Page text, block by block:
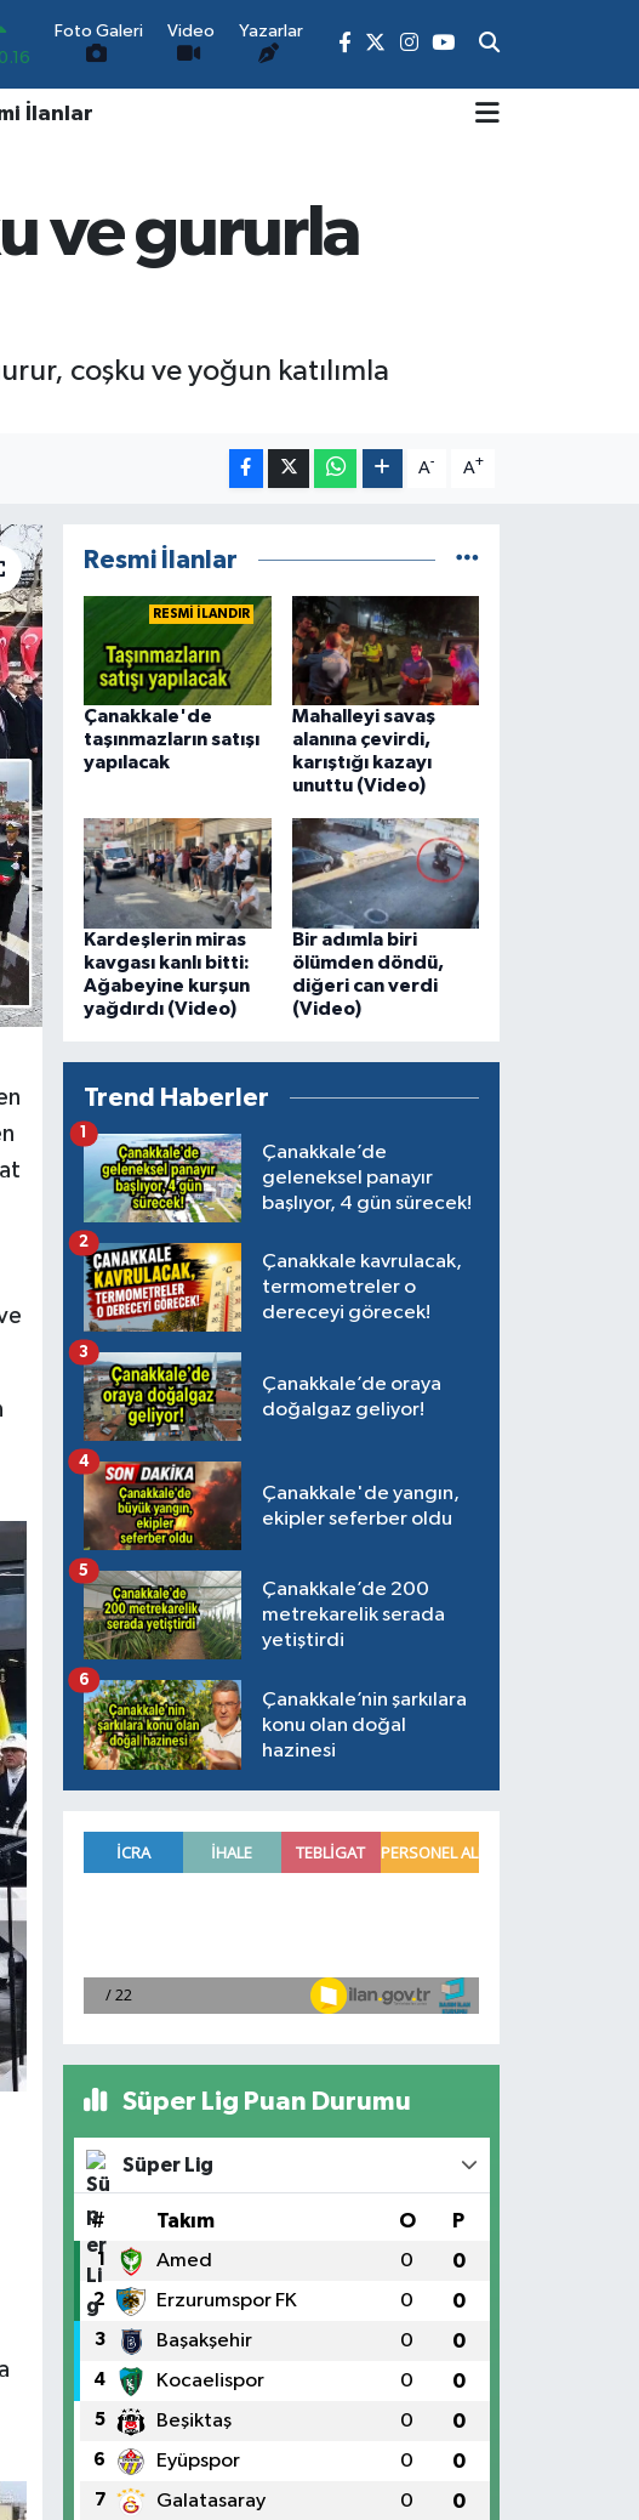
Foto Galeri Video Yazarlar
İlanlar
ve gururla
coşku ve yoğun katılımla
A- A+
Resmi İlanlar
RESMİ İLANDIR
Çanakkale'de
taşınmazların satışı
yapılacak
Mahalleyi savaş
alanına çevirdi,
karıştığı kazayı
unuttu (Video)
Kardeşlerin miras
kavgası kanlı bitti:
Ağabeyine kurşun
yağdırdı (Video)
Bir adımla biri
ölümden döndü,
diğeri can verdi
(Video)
Trend Haberler
Çanakkale’de
geleneksel panayır
başlıyor, 4 gün sürecek!
1
Çanakkale kavrulacak,
termometreler o
dereceyi görecek!
2
Çanakkale’de oraya
doğalgaz geliyor!
3
Çanakkale'de yangın,
ekipler seferber oldu
4
Çanakkale’de 200
metrekarelik serada
yetiştirdi
5
Çanakkale’nin şarkılara
konu olan doğal
hazinesi
6
Süper Lig Puan Durumu
Süper Lig
# Takım O P
1 Amed 0 0
2 Erzurumspor FK 0 0
3 Başakşehir 0 0
4 Kocaelispor 0 0
5 Beşiktaş 0 0
6 Eyüpspor 0 0
7 Galatasaray 0 0